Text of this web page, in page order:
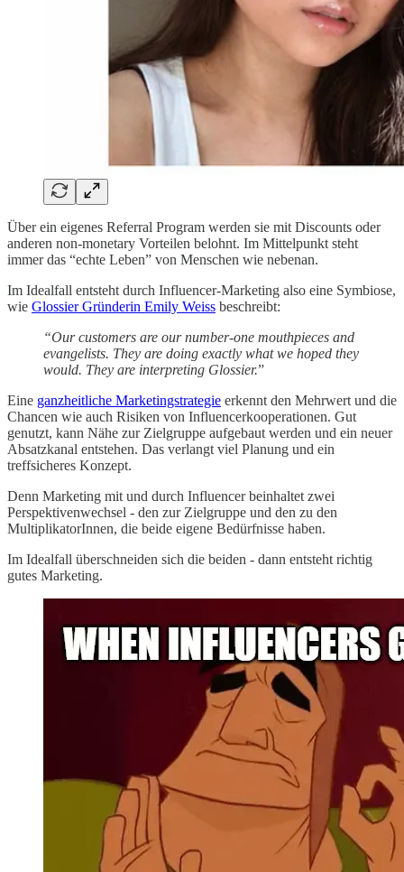
Über ein eigenes Referral Program werden sie mit Discounts oder
anderen non-monetary Vorteilen belohnt. Im Mittelpunkt steht
immer das “echte Leben” von Menschen wie nebenan.
Im Idealfall entsteht durch Influencer-Marketing also eine Symbiose,
wie Glossier Gründerin Emily Weiss beschreibt:
“Our customers are our number-one mouthpieces and
evangelists. They are doing exactly what we hoped they
would. They are interpreting Glossier.”
Eine ganzheitliche Marketingstrategie erkennt den Mehrwert und die
Chancen wie auch Risiken von Influencerkooperationen. Gut
genutzt, kann Nähe zur Zielgruppe aufgebaut werden und ein neuer
Absatzkanal entstehen. Das verlangt viel Planung und ein
treffsicheres Konzept.
Denn Marketing mit und durch Influencer beinhaltet zwei
Perspektivenwechsel - den zur Zielgruppe und den zu den
MultiplikatorInnen, die beide eigene Bedürfnisse haben.
Im Idealfall überschneiden sich die beiden - dann entsteht richtig
gutes Marketing.